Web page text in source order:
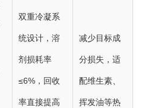
双重冷凝系
统设计，溶
剂损耗率
≤6%，回收
率直接提高
减少目标成
分损失，适
配维生素、
挥发油等热